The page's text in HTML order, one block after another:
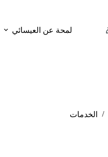
لمحة عن العيسائي
الخدمات